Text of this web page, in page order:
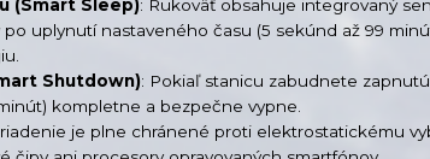
(Smart Sleep): Rukoväť obsahuje integrovaný
uplynutí nastaveného času (5 sekúnd až 99
Shutdown): Pokiaľ stanicu zabudnete
kompletne a bezpečne vypne.
je plne chránené proti elektrostatickému